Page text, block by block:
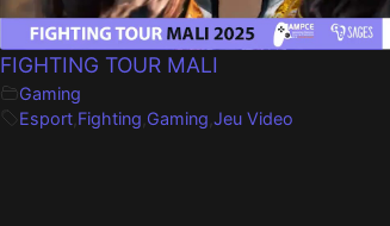
FIGHTING TOUR MALI
Gaming
Esport, Fighting Gaming Jeu Video